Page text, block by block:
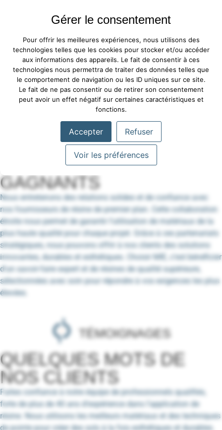
NOS PARTENAIRES
DES PARTENARIATS
GAGNANTS
Nous entretenons des relations solides et de confiance avec
nos fournisseurs de résine de premier plan. Cette collaboration
étroite nous permet de garantir l’utilisation de matériaux de la
plus haute qualité pour chaque projet. Grâce à ces partenariats
stratégiques, nous pouvons offrir à nos clients des solutions
innovantes, durables et esthétiques. Choisir MIE, c’est bénéficier
d’un savoir-faire expert et de résines de qualité supérieure,
sélectionnées avec soin pour répondre à vos exigences les plus
élevées.
TÉMOIGNAGES
QUELQUES MOTS DE
NOS CLIENTS
Faites confiance à notre équipe de professionnels qualifiés,
forte de plus de 40 ans d’expérience dans l’application de
résine. Nous utilisons les meilleurs matériaux et des techniques
de pointe pour créer des sols à la fois esthétiques et durables.
Gérer le consentement
Pour offrir les meilleures expériences, nous utilisons des
technologies telles que les cookies pour stocker et/ou accéder
aux informations des appareils. Le fait de consentir à ces
technologies nous permettra de traiter des données telles que
le comportement de navigation ou les ID uniques sur ce site.
Le fait de ne pas consentir ou de retirer son consentement
peut avoir un effet négatif sur certaines caractéristiques et
fonctions.
Accepter Refuser
Voir les préférences